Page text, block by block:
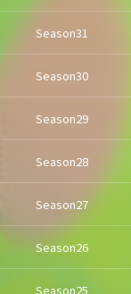
Season31
Season30
Season29
Season28
Season27
Season26
Season25